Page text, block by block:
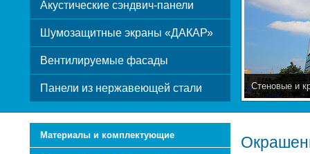
Акустические сэндвич-панели
Шумозащитные экраны «ДАКАР»
Вентилируемые фасады
Панели из нержавеющей стали Стеновые и
Материалы и комплектующие